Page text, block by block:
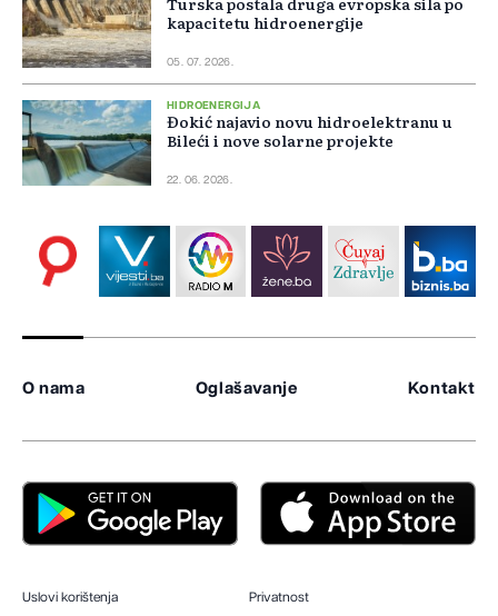
kapacitetu hidroenergije
05. 07. 2026.
HIDROENERGIJA
Đokić najavio novu hidroelektranu u
Bileći i nove solarne projekte
22. 06. 2026.
O nama Oglašavanje Kontakt
Uslovi korištenja Privatnost